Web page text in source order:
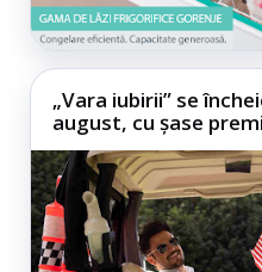
„Vara iubirii” se
august, cu șase